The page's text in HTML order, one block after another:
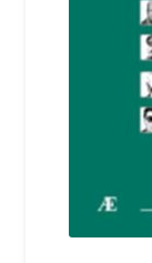
Qui sommes-
Soutien à
Suivi de la